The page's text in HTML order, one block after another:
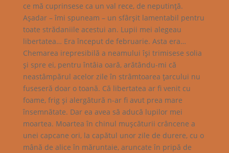
ce mă cuprinsese ca un val rece, de neputinţă.
Aşadar – îmi spuneam – un sfârşit lamentabil pentru
toate strădaniile acestui an. Lupii mei alegeau
libertatea… Era început de februarie. Asta era…
Chemarea irepresibilă a neamului îşi trimisese solia
şi spre ei, pentru întâia oară, arătându-mi că
neastâmpărul acelor zile în strâmtoarea ţarcului nu
fuseseră doar o toană. Că libertatea ar fi venit cu
foame, frig şi alergătură n-ar fi avut prea mare
însemnătate. Dar ea avea să aducă lupilor mei
moartea. Moartea în chinul muşcăturii crâncene a
unei capcane ori, la capătul unor zile de durere, cu o
mână de alice în măruntaie, aruncate în pripă de